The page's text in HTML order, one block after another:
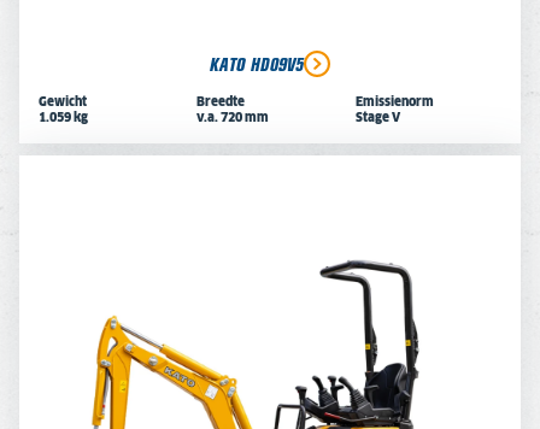
KATO HD09V5
Gewicht
1.059 kg
Breedte
v.a. 720 mm
Emissienorm
Stage V